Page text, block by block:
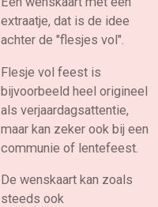
extraatje, dat is de idee
achter de "flesjes vol".
Flesje vol feest is
bijvoorbeeld heel origineel
als verjaardagsattentie,
maar kan zeker ook bij een
communie of lentefeest.
De wenskaart kan zoals
steeds ook